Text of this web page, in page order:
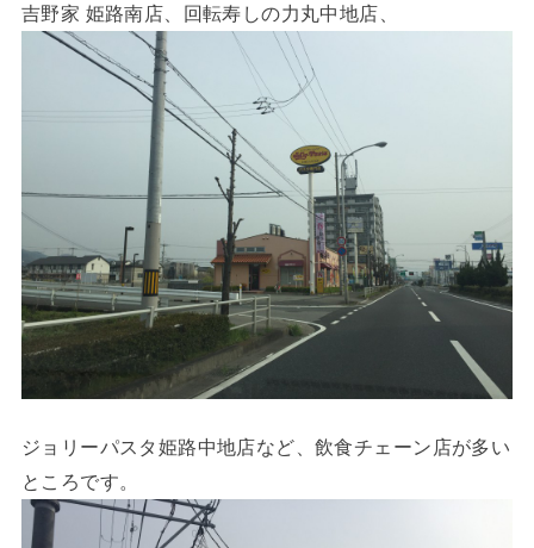
吉野家 姫路南店、回転寿しの力丸中地店、
ジョリーパスタ姫路中地店など、飲食チェーン店が多い
ところです。